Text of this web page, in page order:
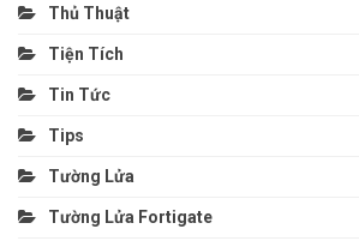
Thủ Thuật
Tiện Tích
Tin Tức
Tips
Tường Lửa
Tường Lửa Fortigate